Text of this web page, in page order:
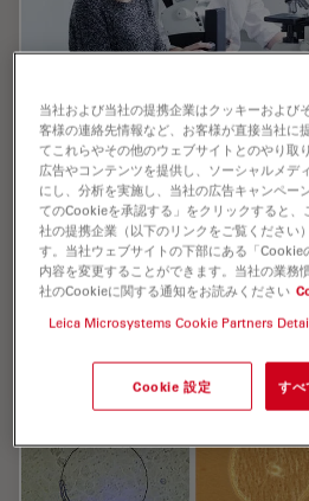
Digital Classroom Options
As teachers, you know your big
and keep the students’ attention
for this is by making the
Jul 09, 2019 オンラインセミナー
当社および当社の提携企業はクッキーおよび
客様の連絡先情報など、お客様が直接当社に
てこれらやその他のウェブサイトとのやり取
広告やコンテンツを提供し、ソーシャルメデ
にし、分析を実施し、当社の広告キャンペー
てのCookieを承認する」をクリックすると、
社の提携企業（以下のリンクをご覧ください
す。当社ウェブサイトの下部にある「
内容を変更することができます。当社の業務
社のCookieに関する通知をお読みください
Leica Microsystems Cookie Partners
Cookie 設定 す